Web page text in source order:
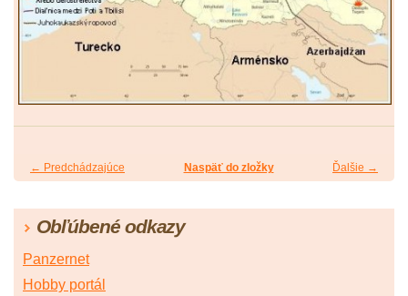
← Predchádzajúce Ďalšie →
Naspäť do zložky
Obľúbené odkazy
Panzernet
Hobby portál